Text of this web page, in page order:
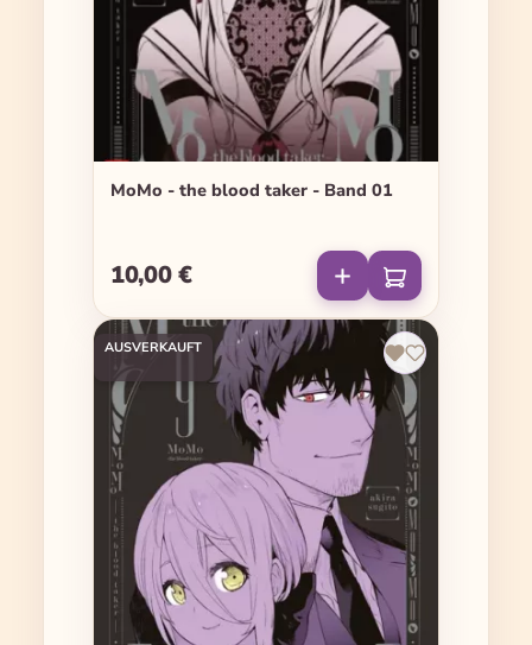
MoMo - the blood taker - Band 01
Regulärer Preis:
10,00 €
AUSVERKAUFT